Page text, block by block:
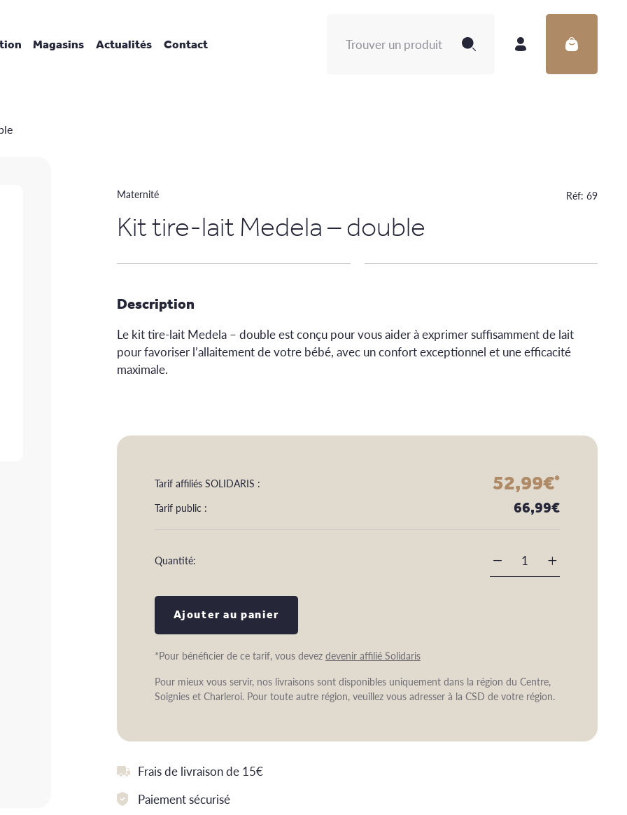
Magasins Actualités Contact Rechercher :
Maternité Réf:69
Kit tire-lait Medela – double
Description
Le kit tire-lait Medela – double est conçu pour vous aider à exprimer suffisamment de lait
pour favoriser l’allaitement de votre bébé, avec un confort exceptionnel et une efficacité
maximale.
Tarif affiliés SOLIDARIS : 52,99€*
Tarif public : 66,99€
Quantité: +
-
Ajouter au panier
*Pour bénéficier de ce tarif, vous devez devenir affilié Solidaris
Pour mieux vous servir, nos livraisons sont disponibles uniquement dans la région du Centre,
Soignies et Charleroi. Pour toute autre région, veuillez vous adresser à la CSD de votre région.
Frais de livraison de 15€
Paiement sécurisé